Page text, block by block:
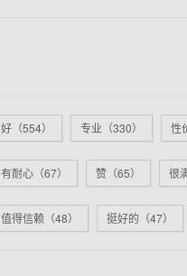
好（554） 专业（330） 性
有耐心（67） 赞（65） 很
值得信赖（48） 挺好的（47）